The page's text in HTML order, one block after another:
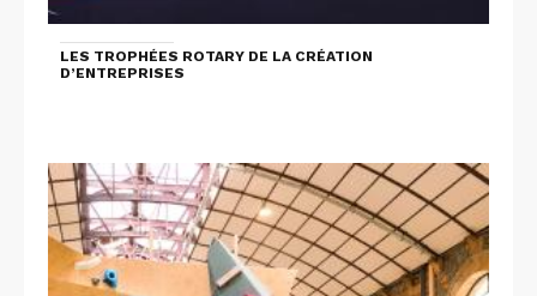
LES TROPHÉES ROTARY DE LA CRÉATION
D’ENTREPRISES